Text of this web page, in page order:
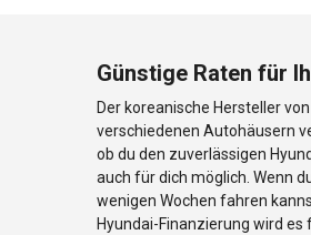
Günstige Raten für
Der koreanische Hersteller
verschiedenen Autohäusern
ob du den zuverlässigen
auch für dich möglich. Wenn
wenigen Wochen fahren
Hyundai-Finanzierung wird